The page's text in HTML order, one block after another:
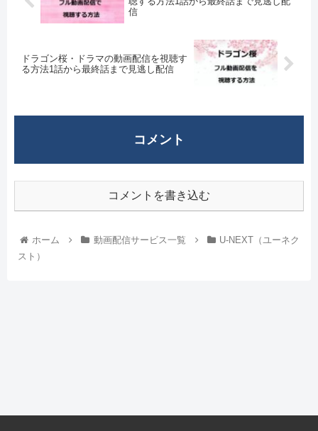
信
ドラゴン桜・ドラマの動画配信を視聴す
る方法1話から最終話まで見逃し配信
コメント
コメントを書き込む
ホーム 動画配信サービス一覧
U-NEXT（ユーネク
スト）